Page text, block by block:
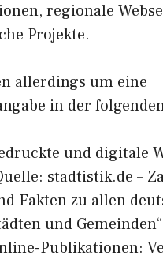
regionale
Projekte.
allerdings um eine
in der
und digitale
stadtistik.de –
Fakten zu allen
und Gemeinden“
Publikationen: